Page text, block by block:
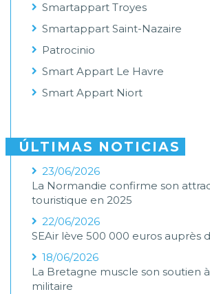
Smartappart Troyes
Smartappart Saint-Nazaire
Patrocinio
Smart Appart Le Havre
Smart Appart Niort
ÚLTIMAS NOTICIAS
23/06/2026
La Normandie confirme son
touristique en 2025
22/06/2026
SEAir lève 500 000 euros auprès
18/06/2026
La Bretagne muscle son soutien
militaire